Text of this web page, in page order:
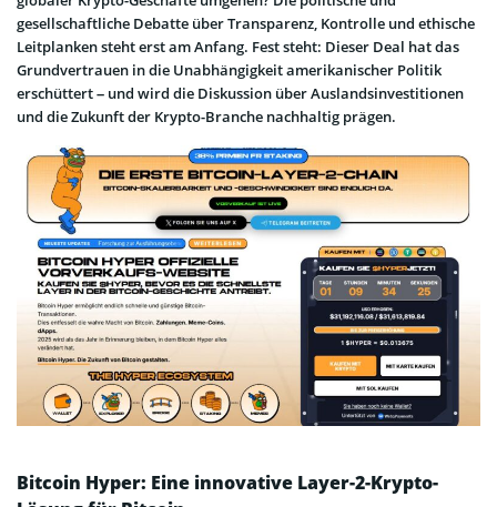
gesellschaftliche Debatte über Transparenz, Kontrolle und ethische
Leitplanken steht erst am Anfang. Fest steht: Dieser Deal hat das
Grundvertrauen in die Unabhängigkeit amerikanischer Politik
erschüttert – und wird die Diskussion über Auslandsinvestitionen
und die Zukunft der Krypto-Branche nachhaltig prägen.
Bitcoin Hyper: Eine innovative Layer-2-Krypto-